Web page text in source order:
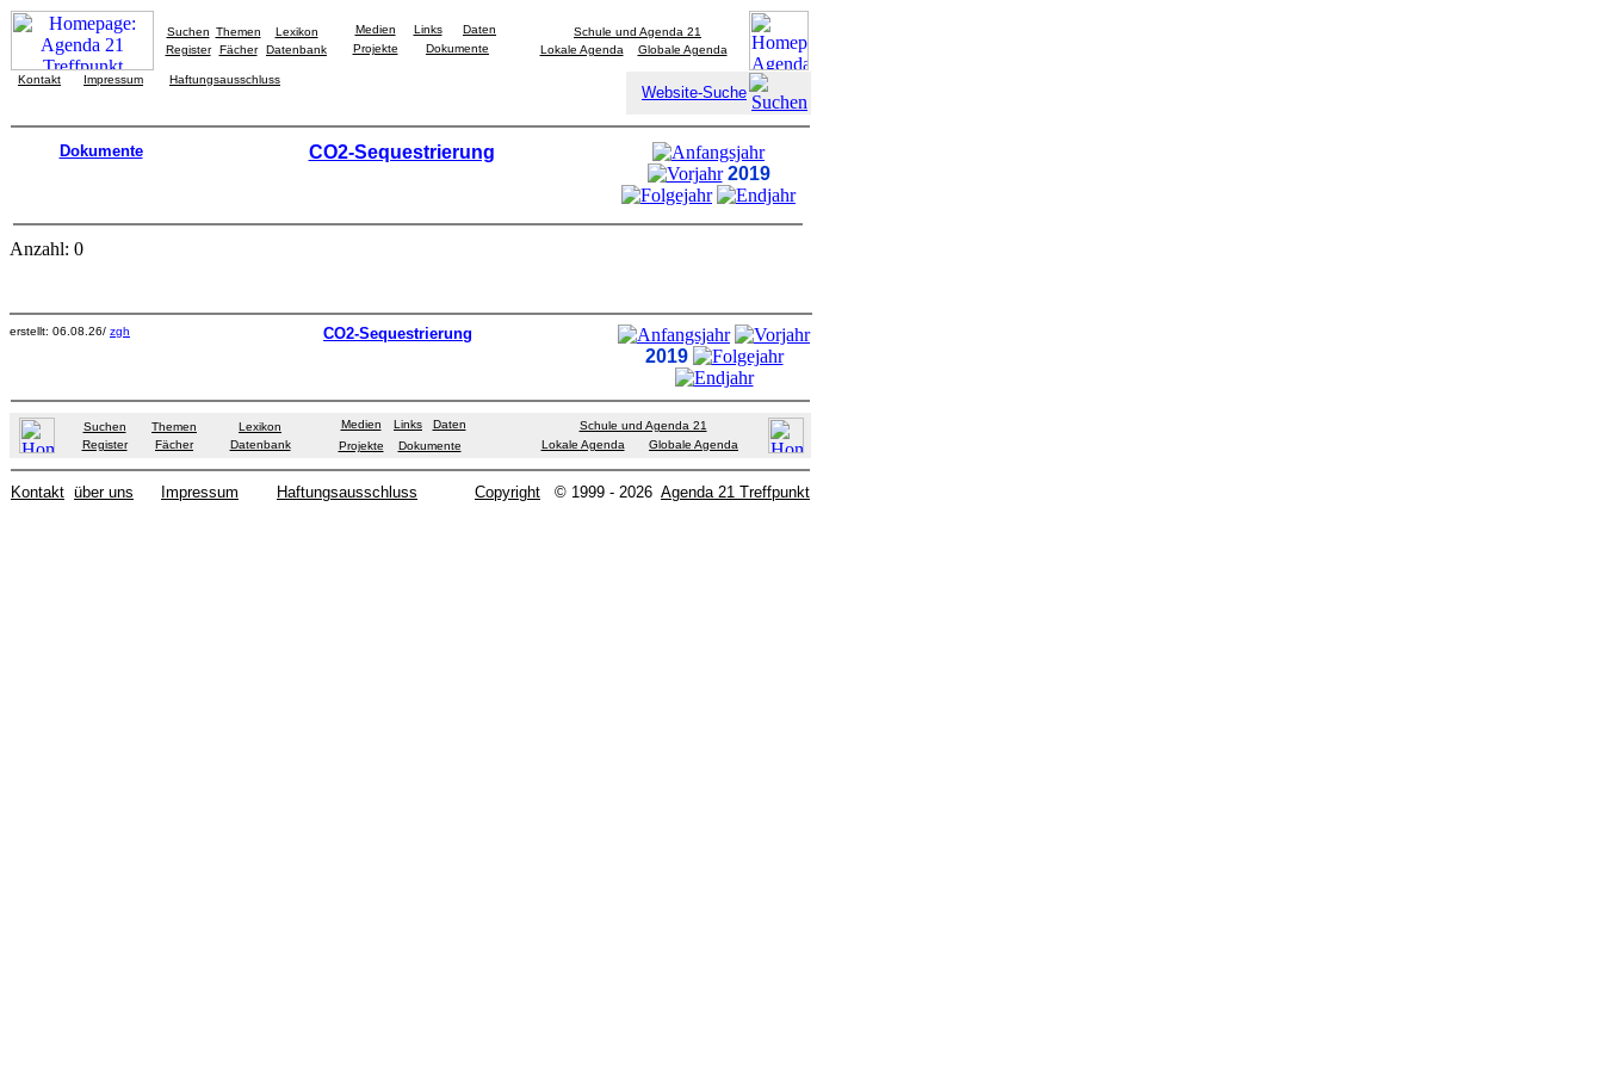
Suchen Themen
Lexikon
Register
Fächer Datenbank
Medien Links
Daten
Projekte
Dokumente
Schule und Agenda 21
Lokale Agenda
Globale Agenda
Kontakt Impressum Haftungsausschluss
Website-Suche
Dokumente
CO2-Sequestrierung
2019
Anzahl: 0
erstellt: 06.08.26/ zgh CO2-Sequestrierung
2019
Suchen Themen
Lexikon
Register
Fächer Datenbank
Medien Links
Daten
Projekte
Dokumente
Schule und Agenda 21
Lokale Agenda
Globale Agenda
Kontakt über uns Impressum Haftungsausschluss Copyright © 1999 - 2026 Agenda 21 Treffpunkt